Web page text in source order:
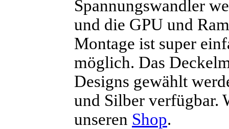
Spannungswandler
und die GPU und
Montage ist super
möglich. Das
Designs gewählt
und Silber verfügbar.
unseren Shop.